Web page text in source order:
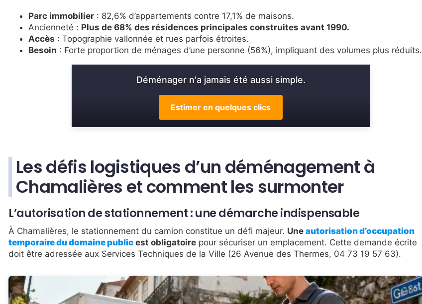
Parc immobilier : 82,6% d’appartements contre 17,1% de maisons.
Ancienneté : Plus de 68% des résidences principales construites avant 1990.
Accès : Topographie vallonnée et rues parfois étroites.
Besoin : Forte proportion de ménages d’une personne (56%), impliquant des volumes plus réduits.
Déménager n'a jamais été aussi simple.
Estimer en quelques clics
Les défis logistiques d’un déménagement à
Chamalières et comment les surmonter
L’autorisation de stationnement : une démarche indispensable
À Chamalières, le stationnement du camion constitue un défi majeur. Une autorisation d’occupation
temporaire du domaine public est obligatoire pour sécuriser un emplacement. Cette demande écrite
doit être adressée aux Services Techniques de la Ville (26 Avenue des Thermes, 04 73 19 57 63).